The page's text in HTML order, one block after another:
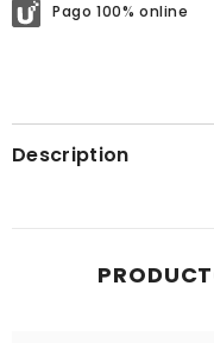
Pago 100% online
Description